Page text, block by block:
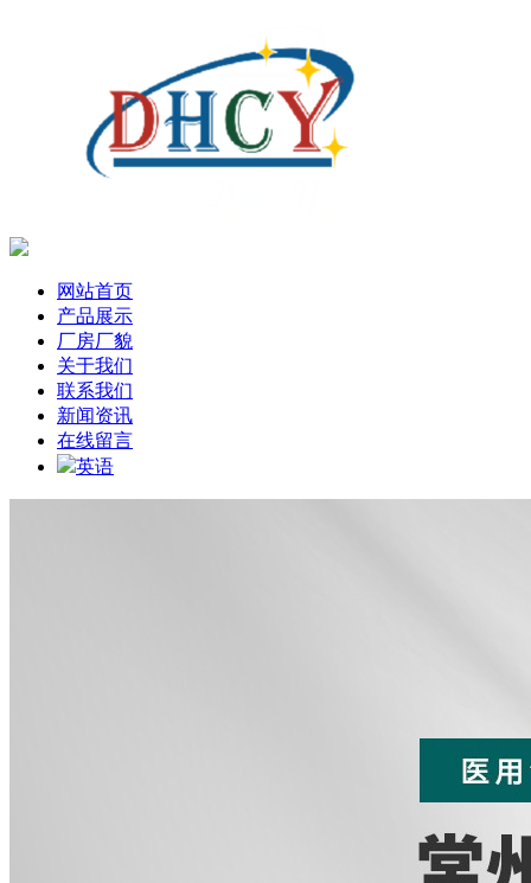
网站首页
产品展示
厂房厂貌
关于我们
联系我们
新闻资讯
在线留言
英语